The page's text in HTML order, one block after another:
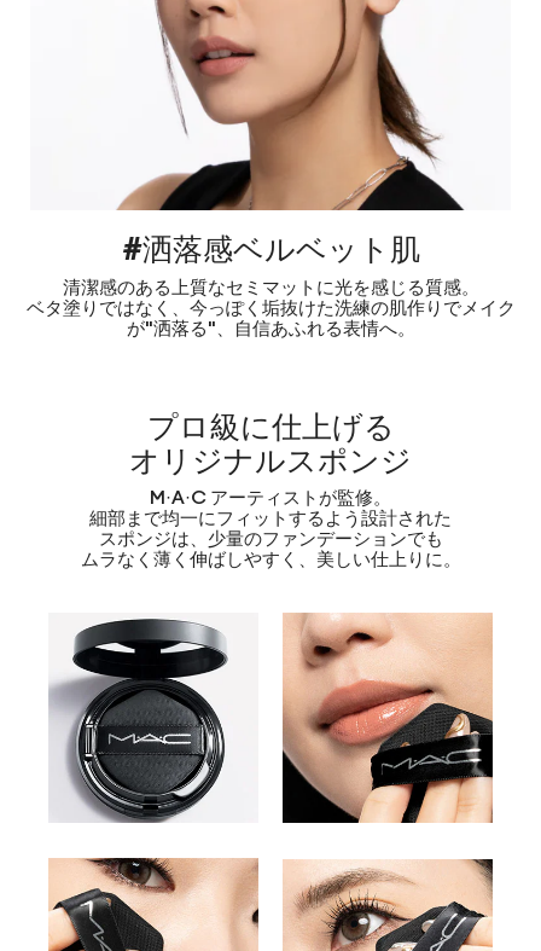
#洒落感ベルベット肌
清潔感のある上質なセミマットに光を感じる質感。
ベタ塗りではなく、今っぽく垢抜けた洗練の肌作りでメイク
が"洒落る"、自信あふれる表情へ。
プロ級に仕上げる
オリジナルスポンジ
M·A·C アーティストが監修。
細部まで均一にフィットするよう設計された
スポンジは、少量のファンデーションでも
ムラなく薄く伸ばしやすく、美しい仕上りに。